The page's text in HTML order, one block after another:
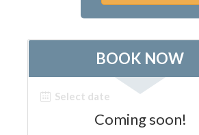
Otros Museos
Museo del Bargello